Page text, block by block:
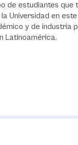
de estudiantes que
Universidad en
y de industria
Latinoamérica.